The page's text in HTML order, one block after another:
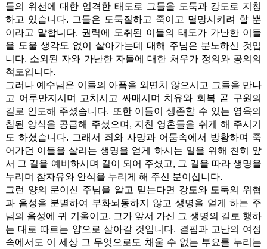
들의 위선에 대한 엄격한 태도로 그들을 도둑과 강도로 지칭
하고 있습니다. 그들은 도둑질하고 죽이고 멸망시키려 할 뿐
이라고 말합니다. 권력에 도취된 이들의 태도가 가난한 이들
을 도울 생각도 없이 살아가는데 대해 주님은 분노하신 것입
니다. 소외된 자와 가난한 자들에 대한 처우가 정의와 공의의
척도입니다.
그러나 예수님은 이들의 아픔을 외면치 않으시고 그들을 만나
고 어루만지시며 고치시고 싸매시며 치유와 회복 곧 구원의
길로 인도해 주셨습니다. 또한 이들이 생존할 수 있는 영육의
참된 양식을 공급해 주셨으며, 지친 영혼들을 쉬게 해 주시기
도 하셨습니다. 그래서 죄와 사망과 어둠속에서 방황하며 죽
어가던 이들을 살리는 생명을 얻게 하시는 일을 위해 친히 앞
서 그 길을 예비하시며 길이 되어 주셨고, 그 길을 따라 생명을
누리며 참자유와 안식을 누리게 해 주신 분이십니다.
그런 양의 문이신 주님을 알고 믿는다면 강도와 도둑의 위협
과 음성을 분별하여 부화뇌동하지 않고 생명을 얻게 하는 주
님의 음성에 귀 기울이고, 그가 앞서 가신 그 생명의 길로 행하
는 대로 따르는 양으로 살아갈 것입니다. 결핍과 고난의 여정
속에서도 이 세상 그 무엇으로도 채울 수 없는 부요를 누리는